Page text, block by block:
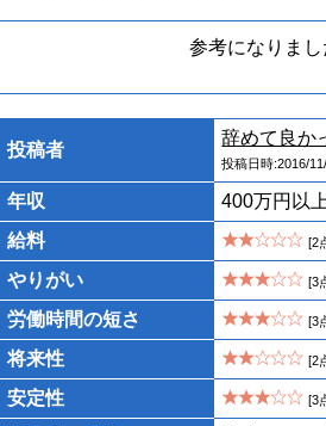
参考になりまし
投稿者
辞めて良か
投稿日時:2016/
年収
400万円以
給料
[2
やりがい [3
労働時間の短さ [3
将来性 [2
安定性 [3